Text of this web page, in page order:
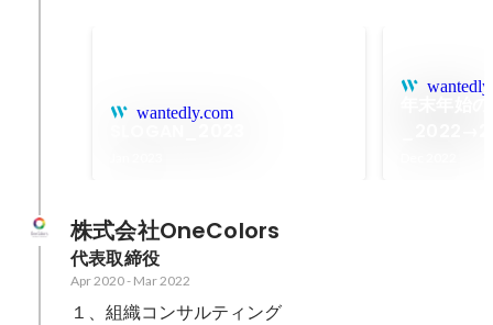
wantedly.com
株式会社OneColors
代表取締役
Apr 2020- Mar 2022
１、組織コンサルティング